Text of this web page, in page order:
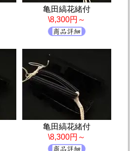
亀田縞花緒付
\8,300円～
亀田縞花緒付
\8,300円～